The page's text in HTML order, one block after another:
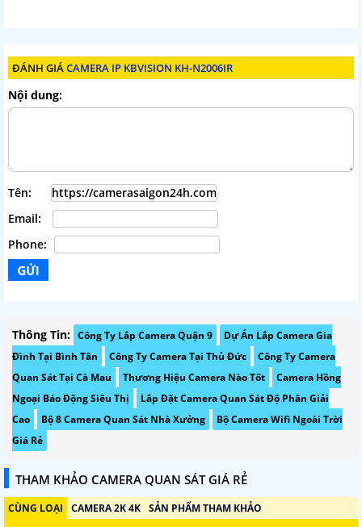
ĐÁNH GIÁCAMERA IP KBVISION KH-N2006IR
Nội dung:
Tên:
Email:
Phone:
Thông Tin: Công Ty Lắp Camera Quận 9
Dự Án Lắp Camera Gia
Đình Tại Bình Tân
Công Ty Camera Tại Thủ Đức
Công Ty Camera
Quan Sát Tại Cà Mau
Thương Hiệu Camera Nào Tốt
Camera Hồng
Ngoại Báo Động Siêu Thị
Lắp Đặt Camera Quan Sát Độ Phân Giải
Cao
Bộ 8 Camera Quan Sát Nhà Xưởng
Bộ Camera Wifi Ngoài Trời
Giá Rẻ
THAM KHẢO CAMERA QUAN SÁT GIÁ RẺ
CÙNG LOẠI CAMERA 2K 4K SẢN PHẨM THAM KHẢO